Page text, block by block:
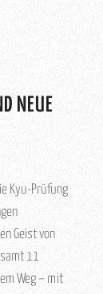
NEUE
Kyu-Prüfung
Geist von
11
Weg – mit